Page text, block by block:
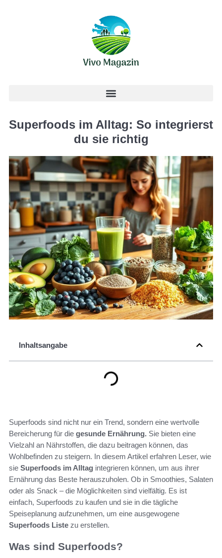
Superfoods im Alltag: So integrierst
du sie richtig
Inhaltsangabe
Superfoods sind nicht nur ein Trend, sondern eine wertvolle
Bereicherung für die gesunde Ernährung. Sie bieten eine
Vielzahl an Nährstoffen, die dazu beitragen können, das
Wohlbefinden zu steigern. In diesem Artikel erfahren Leser, wie
sie Superfoods im Alltag integrieren können, um aus ihrer
Ernährung das Beste herauszuholen. Ob in Smoothies, Salaten
oder als Snack – die Möglichkeiten sind vielfältig. Es ist
einfach, Superfoods zu kaufen und sie in die tägliche
Speiseplanung aufzunehmen, um eine ausgewogene
Superfoods Liste zu erstellen.
Was sind Superfoods?